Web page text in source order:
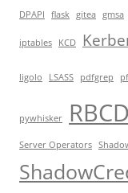
DPAPI flask gitea gmsa
iptables KCD
ligolo LSASS pdfgrep
pywhisker RBCD
Server Operators